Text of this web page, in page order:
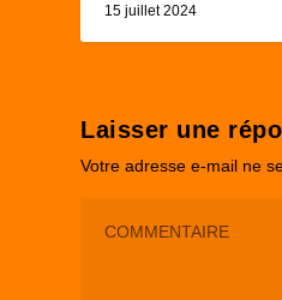
15 juillet 2024
Laisser une
Votre adresse e-mail ne